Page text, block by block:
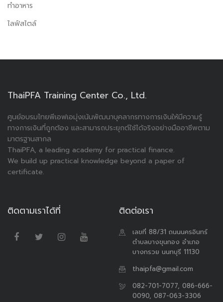
ทำอาหาร
ไลฟ์สไตล์
ThaiPFA Training Center Co., Ltd.
ศูนย์อบรมไทยพีเอฟเอมุ่งเน้นพัฒนาบุคลากรทางการเงินให้มีความรู้
ทางการเงินที่ถูกต้อง และสามารถประยุกต์ใช้ได้จริงอย่างมืออาชีพตาม
มาตรฐานสากล
ThaiPFA, a leading academy for practical finance.
We build up practical knowledge beyond a paper of
certificate.
ติดตามเราได้ที่ ติดต่อเรา
เลขที่ 88/31 ถนนนครอินทร์
ตำบลบางขุนกอง อำเภอ
บางกรวย นนทบุรี 11130
thaipfa@gmail.com
082-701-7077, 086-666-
0090, 087-063-3306